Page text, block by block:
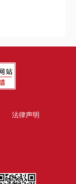
法律声明